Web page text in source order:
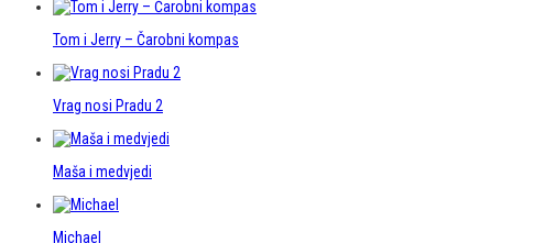
Tom i Jerry – Čarobni kompas
Vrag nosi Pradu 2
Maša i medvjedi
Michael